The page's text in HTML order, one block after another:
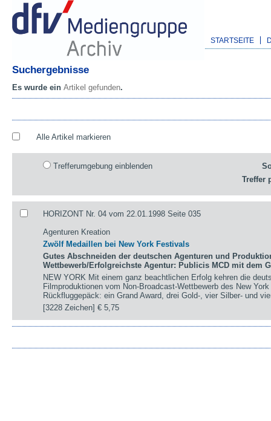
STARTSEITE
Suchergebnisse
Es wurde ein Artikel gefunden.
Alle Artikel markieren
Trefferumgebung einblenden
Treffer
HORIZONT Nr. 04 vom 22.01.1998 Seite 035
Agenturen Kreation
Zwölf Medaillen bei New York Festivals
Gutes Abschneiden der deutschen Agenturen und
Wettbewerb/Erfolgreichste Agentur: Publicis MCD mit dem
NEW YORK Mit einem ganz beachtlichen Erfolg kehren die
Filmproduktionen vom Non-Broadcast-Wettbewerb des New
Rückfluggepäck: ein Grand Award, drei Gold-, vier Silber- und
[3228 Zeichen]€ 5,75